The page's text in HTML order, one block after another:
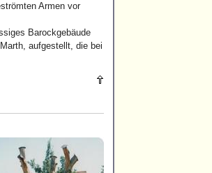
Armen vor
Barockgebäude
aufgestellt, die bei